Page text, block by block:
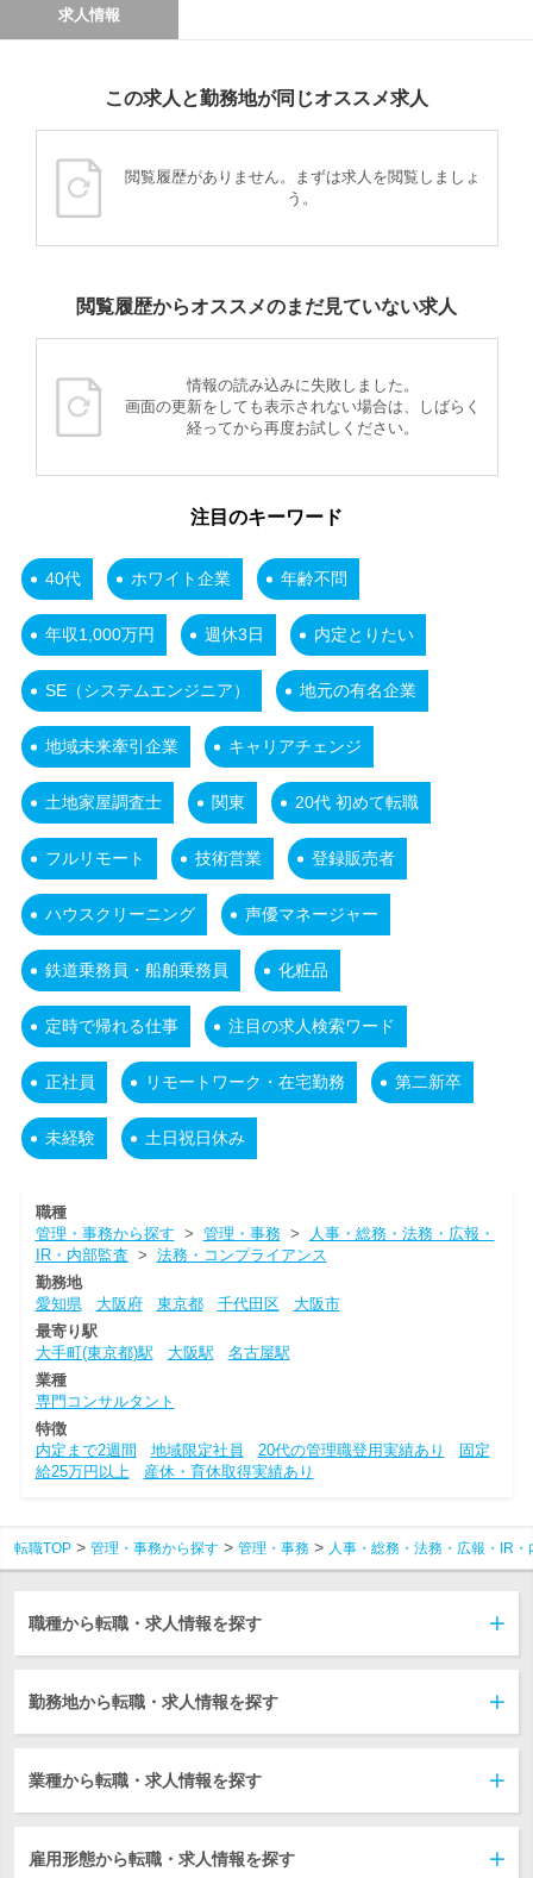
求人情報
この求人と勤務地が同じオススメ求人
閲覧履歴がありません。まずは求人を閲覧しましょ
う。
閲覧履歴からオススメのまだ見ていない求人
情報の読み込みに失敗しました。
画面の更新をしても表示されない場合は、しばらく
経ってから再度お試しください。
注目のキーワード
40代 ホワイト企業 年齢不問
年収1,000万円 週休3日 内定とりたい
SE（システムエンジニア） 地元の有名企業
地域未来牽引企業 キャリアチェンジ
土地家屋調査士 関東 20代 初めて転職
フルリモート 技術営業 登録販売者
ハウスクリーニング 声優マネージャー
鉄道乗務員・船舶乗務員 化粧品
定時で帰れる仕事 注目の求人検索ワード
正社員 リモートワーク・在宅勤務 第二新卒
未経験 土日祝日休み
職種
管理・事務から探す > 管理・事務>
人事・総務・法務・広報・
IR・内部監査 > 法務・コンプライアンス
勤務地
愛知県
大阪府 東京都 千代田区
大阪市
最寄り駅
大手町(東京都)駅
大阪駅
名古屋駅
業種
専門コンサルタント
特徴
内定まで2週間
地域限定社員 20代の管理職登用実績あり
固定
給25万円以上
産休・育休取得実績あり
転職TOP 管理・事務から探す 管理・事務 人事・総務・法務・広報・IR・
職種から転職・求人情報を探す
勤務地から転職・求人情報を探す
業種から転職・求人情報を探す
雇用形態から転職・求人情報を探す